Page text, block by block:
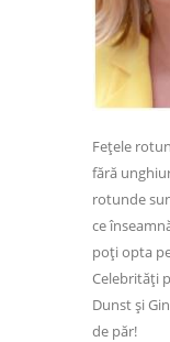
Fețele
fără
rotunde
ce
poți opta
Celebrități
Dunst și
de păr!